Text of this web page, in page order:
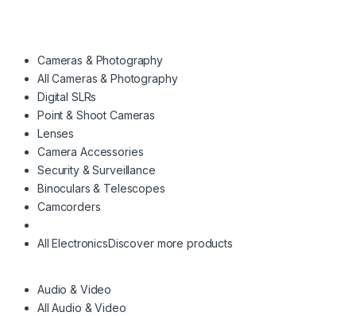
Cameras & Photography
All Cameras & Photography
Digital SLRs
Point & Shoot Cameras
Lenses
Camera Accessories
Security & Surveillance
Binoculars & Telescopes
Camcorders
All ElectronicsDiscover more products
Audio & Video
All Audio & Video